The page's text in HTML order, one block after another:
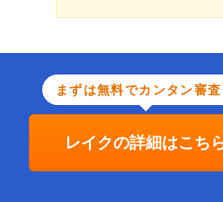
まずは無料でカンタン審査
レイクの詳細はこち